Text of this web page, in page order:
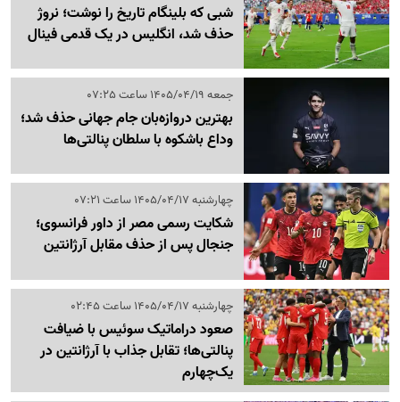
شبی که بلینگام تاریخ را نوشت؛ نروژ
حذف شد، انگلیس در یک قدمی فینال
جمعه 1405/04/19 ساعت 07:25
بهترین دروازه‌بان جام جهانی حذف شد؛
وداع باشکوه با سلطان پنالتی‌ها
چهارشنبه 1405/04/17 ساعت 07:21
شکایت رسمی مصر از داور فرانسوی؛
جنجال پس از حذف مقابل آرژانتین
چهارشنبه 1405/04/17 ساعت 02:45
صعود دراماتیک سوئیس با ضیافت
پنالتی‌ها؛ تقابل جذاب با آرژانتین در
یک‌چهارم